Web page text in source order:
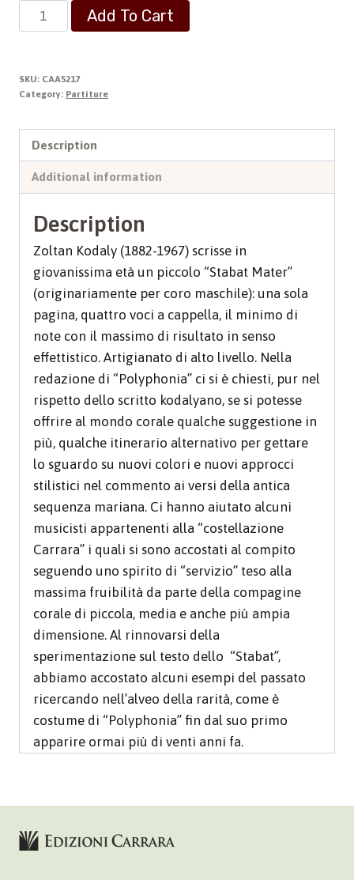
Polyphonia
-
84
-
Mater
quantity
Add To Cart
SKU: CAA5217
Category: Partiture
Description
Additional information
Description
Zoltan Kodaly (1882-1967) scrisse in
giovanissima età un piccolo “Stabat Mater”
(originariamente per coro maschile): una sola
pagina, quattro voci a cappella, il minimo di
note con il massimo di risultato in senso
effettistico. Artigianato di alto livello. Nella
redazione di “Polyphonia” ci si è chiesti, pur nel
rispetto dello scritto kodalyano, se si potesse
offrire al mondo corale qualche suggestione in
più, qualche itinerario alternativo per gettare
lo sguardo su nuovi colori e nuovi approcci
stilistici nel commento ai versi della antica
sequenza mariana. Ci hanno aiutato alcuni
musicisti appartenenti alla “costellazione
Carrara” i quali si sono accostati al compito
seguendo uno spirito di “servizio” teso alla
massima fruibilità da parte della compagine
corale di piccola, media e anche più ampia
dimensione. Al rinnovarsi della
sperimentazione sul testo dello “Stabat”,
abbiamo accostato alcuni esempi del passato
ricercando nell’alveo della rarità, come è
costume di “Polyphonia” fin dal suo primo
apparire ormai più di venti anni fa.